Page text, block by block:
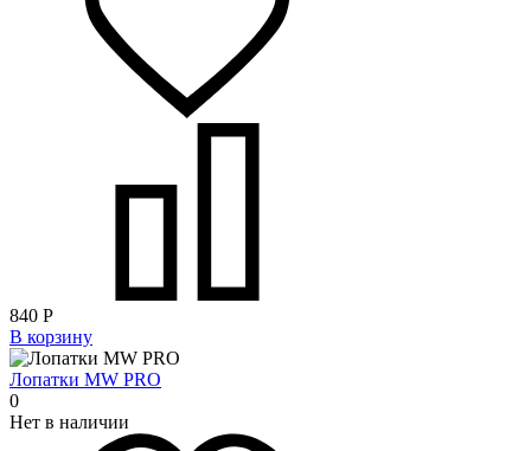
840 Р
В корзину
Лопатки MW PRO
0
Нет в наличии